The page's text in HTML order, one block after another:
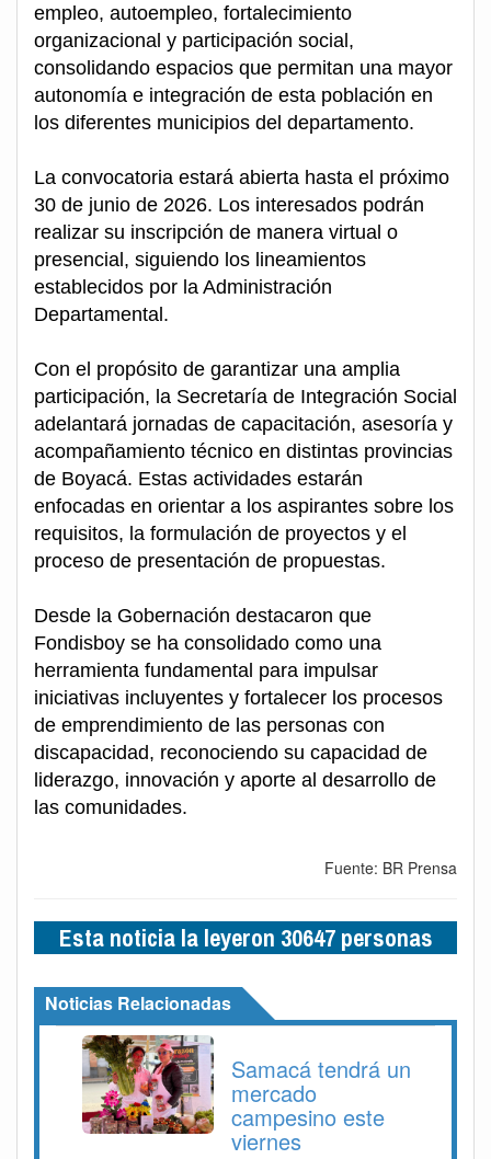
empleo, autoempleo, fortalecimiento
organizacional y participación social,
consolidando espacios que permitan una mayor
autonomía e integración de esta población en
los diferentes municipios del departamento.
La convocatoria estará abierta hasta el próximo
30 de junio de 2026. Los interesados podrán
realizar su inscripción de manera virtual o
presencial, siguiendo los lineamientos
establecidos por la Administración
Departamental.
Con el propósito de garantizar una amplia
participación, la Secretaría de Integración Social
adelantará jornadas de capacitación, asesoría y
acompañamiento técnico en distintas provincias
de Boyacá. Estas actividades estarán
enfocadas en orientar a los aspirantes sobre los
requisitos, la formulación de proyectos y el
proceso de presentación de propuestas.
Desde la Gobernación destacaron que
Fondisboy se ha consolidado como una
herramienta fundamental para impulsar
iniciativas incluyentes y fortalecer los procesos
de emprendimiento de las personas con
discapacidad, reconociendo su capacidad de
liderazgo, innovación y aporte al desarrollo de
las comunidades.
Fuente: BR Prensa
Esta noticia la leyeron 30647 personas
Noticias Relacionadas
Samacá tendrá un
mercado
campesino este
viernes